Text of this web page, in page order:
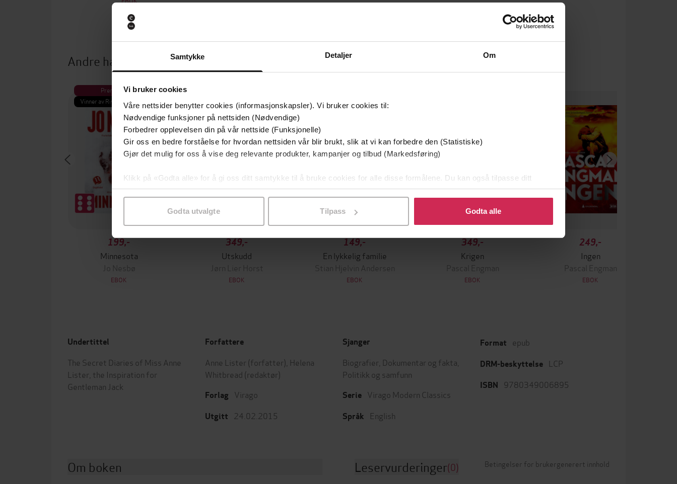
Samtykke Detaljer Om
Vi bruker cookies
Våre nettsider benytter cookies (informasjonskapsler). Vi bruker cookies til:
Nødvendige funksjoner på nettsiden (Nødvendige)
Forbedrer opplevelsen din på vår nettside (Funksjonelle)
Gir oss en bedre forståelse for hvordan nettsiden vår blir brukt, slik at vi kan forbedre den (Statistiske)
Gjør det mulig for oss å vise deg relevante produkter, kampanjer og tilbud (Markedsføring)
Klikk på «Godta alle» for å gi oss ditt samtykke til å bruke cookies for alle disse formålene. Du kan også tilpasse ditt
samtykke til spesifikke formål ved å klikke på «Tilpass». Du kan når som helst trekke tilbake eller endre ditt samtykke.
Godta utvalgte Tilpass Godta alle
Andre har også kjøpt
Premium
Vinner av Rivertonprisen
199,-
Minnesota
Jo Nesbø
EBOK
Første gang på tilbud
349,-
Utskudd
Jørn Lier Horst
EBOK
149,-
En lykkelig familie
Stian Hjelvin Andersen
EBOK
349,-
Krigen
Pascal Engman
EBOK
249,-
Ingen
Pascal Engman
EBOK
Undertittel
The Secret Diaries of Miss Anne
Lister, the Inspiration for
Gentleman Jack
Forfattere
Anne Lister (forfatter), Helena
Whitbread (redaktør)
Forlag Virago
Utgitt 24.02.2015
Sjanger
Biografier Dokumentar og fakta
Politikk og samfunn
Serie Virago Modern Classics
Språk English
Format epub
DRM-beskyttelse LCP
ISBN 9780349006895
Om boken Leservurderinger(0) Betingelser for brukergenerert innhold